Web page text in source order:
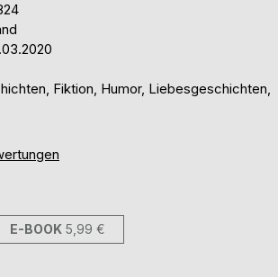
Fiktion, Humor, Liebesgeschichten,
E-BOOK 5,99 €